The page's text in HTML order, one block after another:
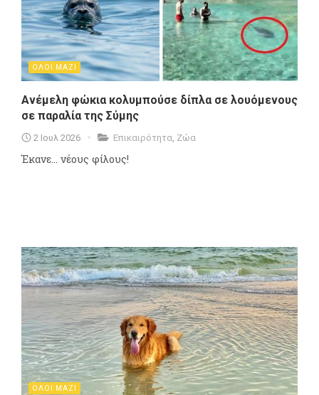
ΟΛΟΙ ΜΑΖΙ
Ανέμελη φώκια κολυμπούσε δίπλα σε λουόμενους
σε παραλία της Σύμης
2 Ιουλ 2026 Επικαιρότητα Ζώα
Έκανε... νέους φίλους!
ΟΛΟΙ ΜΑΖΙ